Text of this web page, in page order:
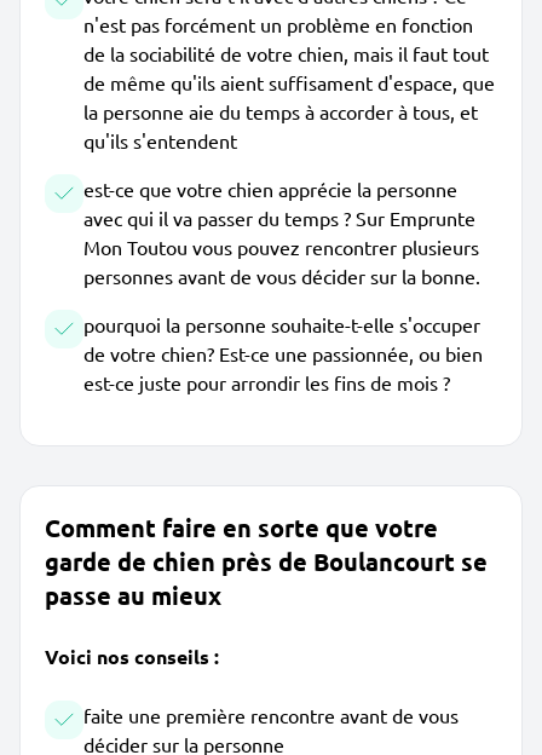
n'est pas forcément un problème en fonction
de la sociabilité de votre chien, mais il faut tout
de même qu'ils aient suffisament d'espace, que
la personne aie du temps à accorder à tous, et
qu'ils s'entendent
est-ce que votre chien apprécie la personne
avec qui il va passer du temps ? Sur Emprunte
Mon Toutou vous pouvez rencontrer plusieurs
personnes avant de vous décider sur la bonne.
pourquoi la personne souhaite-t-elle s'occuper
de votre chien? Est-ce une passionnée, ou bien
est-ce juste pour arrondir les fins de mois ?
Comment faire en sorte que votre
garde de chien près de Boulancourt se
passe au mieux
Voici nos conseils :
faite une première rencontre avant de vous
décider sur la personne